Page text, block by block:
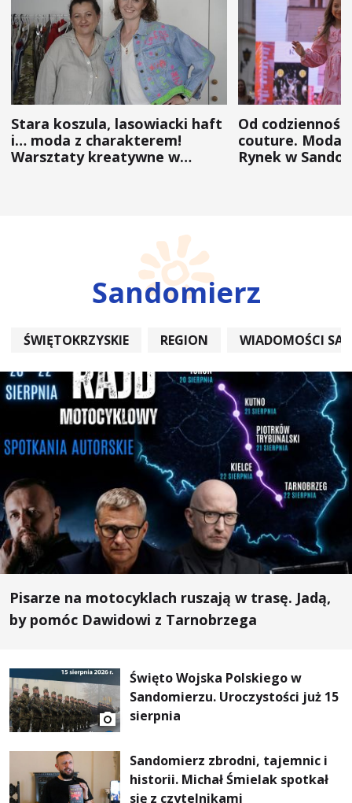
Stara koszula, lasowiacki haft
i… moda z charakterem!
Warsztaty kreatywne w
Od
couture. Moda
Rynek w
Sandomierz
ŚWIĘTOKRZYSKIE REGION WIADOMOŚCI
Pisarze na motocyklach ruszają w trasę. Jadą,
by pomóc Dawidowi z Tarnobrzega
Święto Wojska Polskiego w
Sandomierzu. Uroczystości już 15
sierpnia
Sandomierz zbrodni, tajemnic i
historii. Michał Śmielak spotkał
się z czytelnikami